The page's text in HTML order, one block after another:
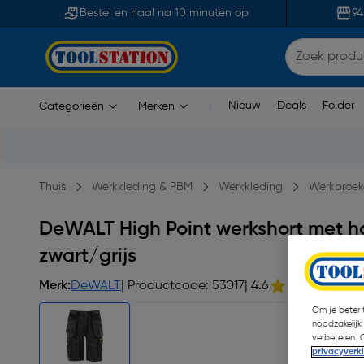
Bestel en haal na 10 minuten op
Categorieën Merken Nieuw Deals Folder
Thuis Werkkleding & PBM Werkkleding
DeWALT High Point werkshort met
zwart/grijs
Merk:DeWALT | Productcode: 53017 | 4.6
Om je beter
verbeteren.